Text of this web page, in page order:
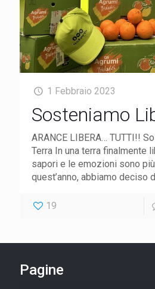
1 Febbraio 2023
Sosteniamo
ARANCE LIBERA… TUTTI!!
Terra In una terra finalmente
sapori e le emozioni sono
quest’anno, abbiamo deciso
19
Pagine